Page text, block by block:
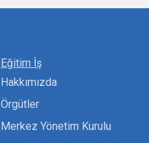
Eğitim İş
Hakkımızda
Örgütler
Merkez Yönetim Kurulu